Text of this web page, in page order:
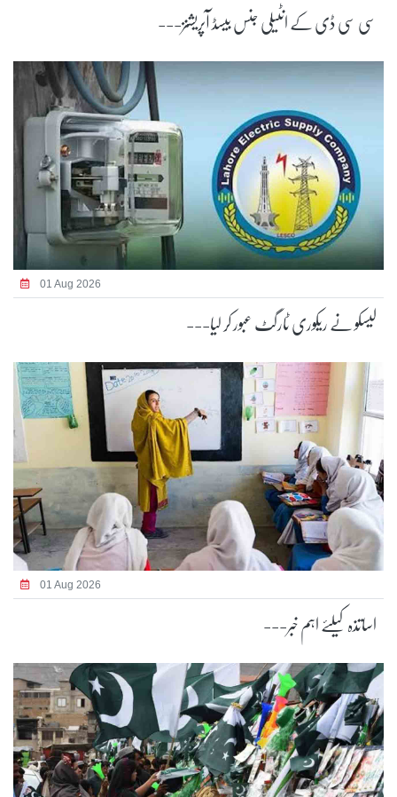
سی سی ڈی کے انٹیلی جنس بیسڈ آپریشنز---
01 Aug 2026
لیسکو نے ریکوری ٹارگٹ عبور کر لیا---
01 Aug 2026
اساتذہ کیلئے اہم خبر---